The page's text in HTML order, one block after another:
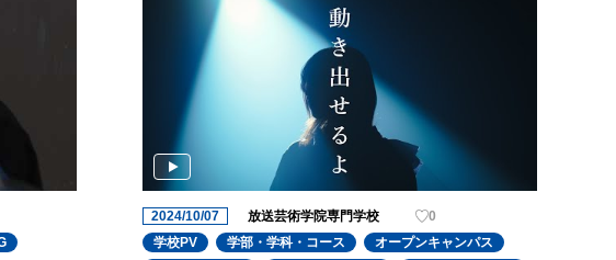
2024/10/07 放送芸術学院専門学校
0
学校PV
学部・学科・コース
オープンキャンパス